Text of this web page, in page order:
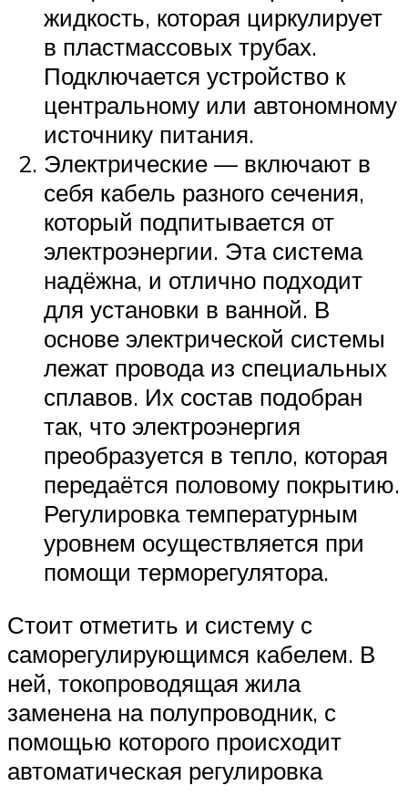
жидкость, которая циркулирует
в пластмассовых трубах.
Подключается устройство к
центральному или автономному
источнику питания.
Электрические — включают в
себя кабель разного сечения,
который подпитывается от
электроэнергии. Эта система
надёжна, и отлично подходит
для установки в ванной. В
основе электрической системы
лежат провода из специальных
сплавов. Их состав подобран
так, что электроэнергия
преобразуется в тепло, которая
передаётся половому покрытию.
Регулировка температурным
уровнем осуществляется при
помощи терморегулятора.
Стоит отметить и систему с
саморегулирующимся кабелем. В
ней, токопроводящая жила
заменена на полупроводник, с
помощью которого происходит
автоматическая регулировка